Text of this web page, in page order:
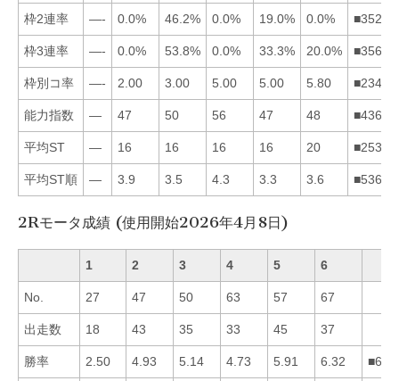
枠2連率 —- 0.0% 46.2% 0.0% 19.0% 0.0%
枠3連率 —- 0.0% 53.8% 0.0% 33.3% 20.0%
枠別コ率 —- 2.00 3.00 5.00 5.00 5.80
能力指数 — 47 50 56 47 48
平均ST — 16 16 16 16 20
平均ST順 — 3.9 3.5 4.3 3.3 3.6
2Rモータ成績 (使用開始2026年4月8日)
1 2 3 4 5 6
No. 27 47 50 63 57 67
出走数 18 43 35 33 45 37
勝率 2.50 4.93 5.14 4.73 5.91 6.32